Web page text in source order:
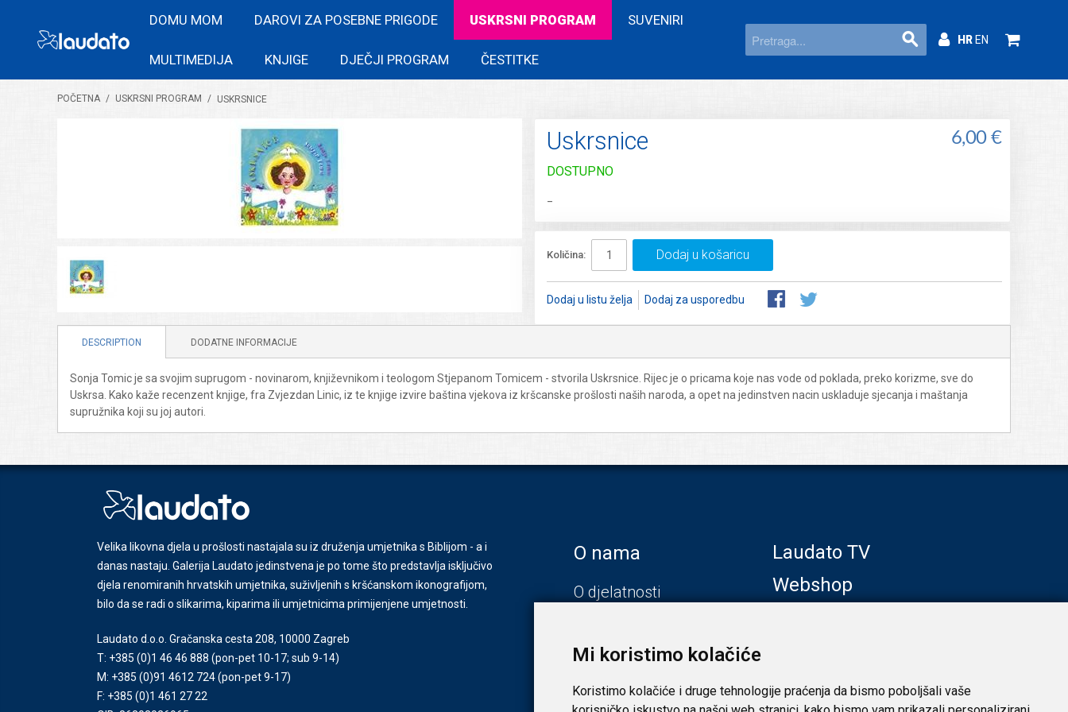
Mi koristimo kolačiće
Koristimo kolačiće i druge tehnologije praćenja da bismo poboljšali vaše
DOMU MOM DAROVI ZA POSEBNE PRIGODE USKRSNI PROGRAM SUVENIRI
MULTIMEDIJA KNJIGE DJEČJI PROGRAM ČESTITKE
HREN
POČETNA / USKRSNI PROGRAM / USKRSNICE
Uskrsnice 6,00 €
DOSTUPNO
Količina: Dodaj u košaricu
Dodaj u listu želja Dodaj za usporedbu
DESCRIPTION DODATNE INFORMACIJE
Sonja Tomic je sa svojim suprugom - novinarom, književnikom i teologom Stjepanom Tomicem - stvorila Uskrsnice. Rijec je o pricama koje nas vode od poklada, preko korizme, sve do
Uskrsa. Kako kaže recenzent knjige, fra Zvjezdan Linic, iz te knjige izvire baština vjekova iz kršcanske prošlosti naših naroda, a opet na jedinstven nacin uskladuje sjecanja i maštanja
supružnika koji su joj autori.
Velika likovna djela u prošlosti nastajala su iz druženja umjetnika s Biblijom - a i
danas nastaju. Galerija Laudato jedinstvena je po tome što predstavlja isključivo
djela renomiranih hrvatskih umjetnika, suživljenih s kršćanskom ikonografijom,
bilo da se radi o slikarima, kiparima ili umjetnicima primijenjene umjetnosti.
Laudato d.o.o. Gračanska cesta 208, 10000 Zagreb
T: +385 (0)1 46 46 888 (pon-pet 10-17; sub 9-14)
M: +385 (0)91 4612 724(pon-pet 9-17)
F: +385 (0)1 461 27 22
O nama
O djelatnosti
Zadar
Laudato TV
Webshop